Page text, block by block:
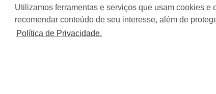
Utilizamos ferramentas e serviços que usam cookies
recomendar conteúdo de seu interesse, além de
Política de Privacidade.